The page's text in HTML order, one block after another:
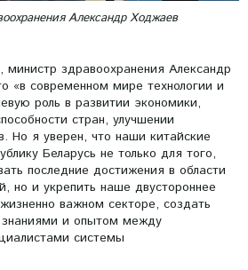
Александр Ходжаев
здравоохранения Александр
«в современном мире технологии и
роль в развитии экономики,
стран, улучшении
Но я уверен, что наши китайские
Беларусь не только для того,
последние достижения в области
но и укрепить наше двустороннее
важном секторе, создать
и опытом между
системы